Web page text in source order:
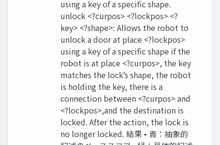
using a key of a specific shape.
unlock <?curpos> <?lockpos> <?
key> <?shape>: Allows the robot to
unlock a door at place <?lockpos>
using a key of a specific shape if the
robot is at place <?curpos>, the key
matches the lock’s shape, the robot
is holding the key, there is a
connection between <?curpos> and
<?lockpos>,and the destination is
locked. After the action, the lock is
no longer locked. 結果 • 青：抽象的